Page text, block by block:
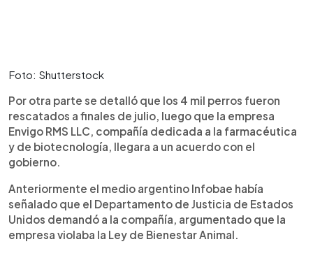
Foto: Shutterstock
Por otra parte se detalló que los 4 mil perros fueron
rescatados a finales de julio, luego que la empresa
Envigo RMS LLC, compañía dedicada a la farmacéutica
y de biotecnología, llegara a un acuerdo con el
gobierno.
Anteriormente el medio argentino Infobae había
señalado que el Departamento de Justicia de Estados
Unidos demandó a la compañía, argumentado que la
empresa violaba la Ley de Bienestar Animal.